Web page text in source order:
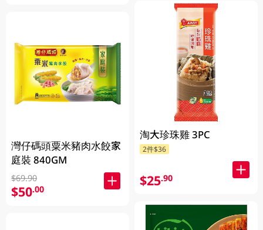
灣仔碼頭粟米豬肉水餃家
庭裝 840GM
$69.90
$50.00
淘大珍珠雞 3PC
2件$36
$25.90